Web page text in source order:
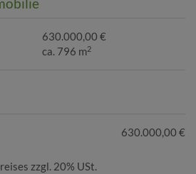
630.000,00 €
ca. 796 m2
630.000,00 €
zzgl. 20% USt.